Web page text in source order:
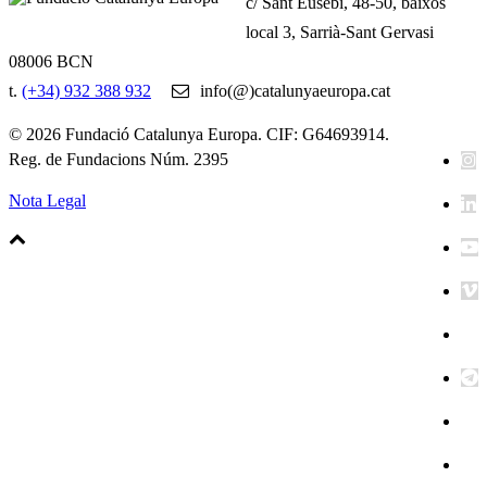
local 3, Sarrià-Sant Gervasi
08006 BCN
t. (+34) 932 388 932 info(@)catalunyaeuropa.cat
© 2026 Fundació Catalunya Europa. CIF: G64693914.
Reg. de Fundacions Núm. 2395
Nota Legal